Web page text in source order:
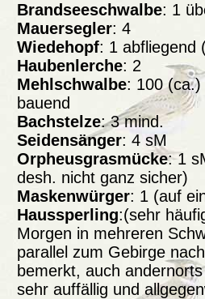
Brandseeschwalbe: 1
Mauersegler: 4
Wiedehopf: 1 abfliegend
Haubenlerche: 2
Mehlschwalbe: 100
bauend
Bachstelze: 3 mind.
Seidensänger: 4 sM
Orpheusgrasmücke: 1
desh. nicht ganz sicher)
Maskenwürger: 1 (auf
Haussperling:(sehr
Morgen in mehreren
parallel zum Gebirge
bemerkt, auch
sehr auffällig und